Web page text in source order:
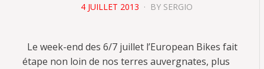
POSTED
4 JUILLET 2013 BY SERGIO
Le week-end des 6/7 juillet l’European Bikes fait
étape non loin de nos terres auvergnates, plus